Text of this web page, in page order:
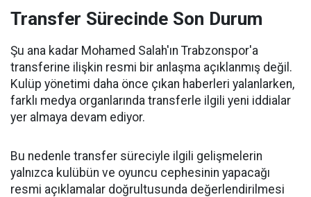
Transfer Sürecinde Son Durum
Şu ana kadar Mohamed Salah'ın Trabzonspor'a
transferine ilişkin resmi bir anlaşma açıklanmış değil.
Kulüp yönetimi daha önce çıkan haberleri yalanlarken,
farklı medya organlarında transferle ilgili yeni iddialar
yer almaya devam ediyor.
Bu nedenle transfer süreciyle ilgili gelişmelerin
yalnızca kulübün ve oyuncu cephesinin yapacağı
resmi açıklamalar doğrultusunda değerlendirilmesi